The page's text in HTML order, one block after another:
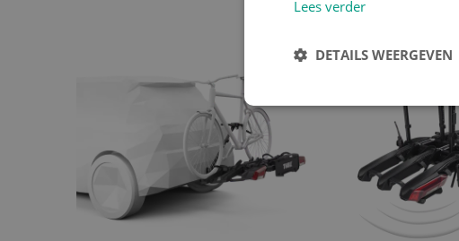
Lees verder
DETAILS WEERGEVEN